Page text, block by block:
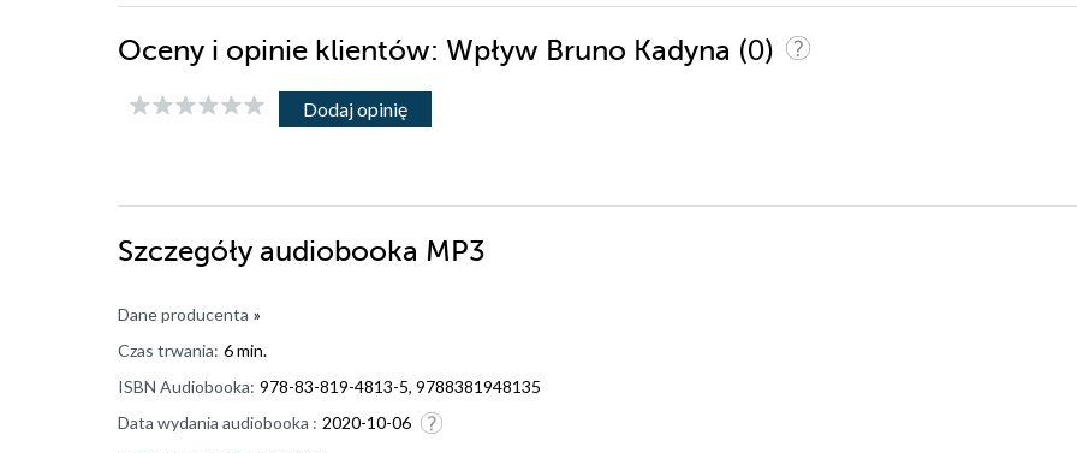
Oceny i opinie klientów: Wpływ Bruno Kadyna (0)
Dodaj opinię
Szczegóły audiobooka MP3
Dane producenta »
Czas trwania: 6 min.
ISBN Audiobooka: 978-83-819-4813-5, 9788381948135
Data wydania audiobooka : 2020-10-06